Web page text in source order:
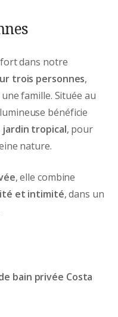
dans notre
trois personnes,
famille. Située au
bénéficie
tropical, pour
nature.
, elle combine
et intimité, dans un
bain privée Costa